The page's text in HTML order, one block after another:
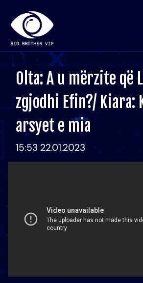
Olta: A u mërzite që
zgjodhi Efin?/ Kiara:
arsyet e mia
15:53 22.01.2023